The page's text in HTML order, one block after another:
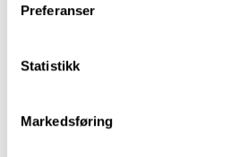
Preferanser
Statistikk
Markedsføring
Behandling
Teknisk informasjon